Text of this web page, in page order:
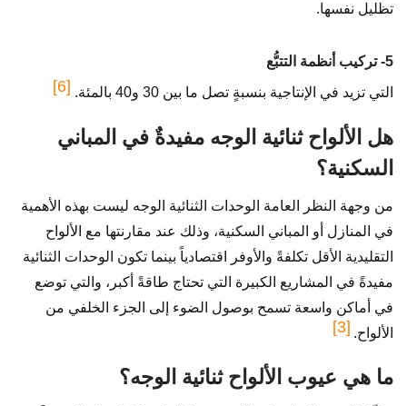
تظليل نفسها.
5- تركيب أنظمة التتبُّع
التي تزيد في الإنتاجية بنسبةٍ تصل ما بين 30 و40 بالمئة.
[6]
هل الألواح ثنائية الوجه مفيدةٌ في المباني
السكنية؟
من وجهة النظر العامة الوحدات الثنائية الوجه ليست بهذه الأهمية
في المنازل أو المباني السكنية، وذلك عند مقارنتها مع الألواح
التقليدية الأقل تكلفةً والأوفر اقتصادياً بينما تكون الوحدات الثنائية
مفيدةً في المشاريع الكبيرة التي تحتاج طاقةً أكبر، والتي توضع
في أماكن واسعة تسمح بوصول الضوء إلى الجزء الخلفي من
الألواح. [3]
ما هي عيوب الألواح ثنائية الوجه؟